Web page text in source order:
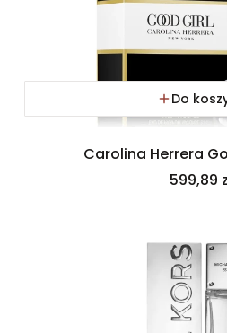
Do
Carolina Herrera
Cena
599,89